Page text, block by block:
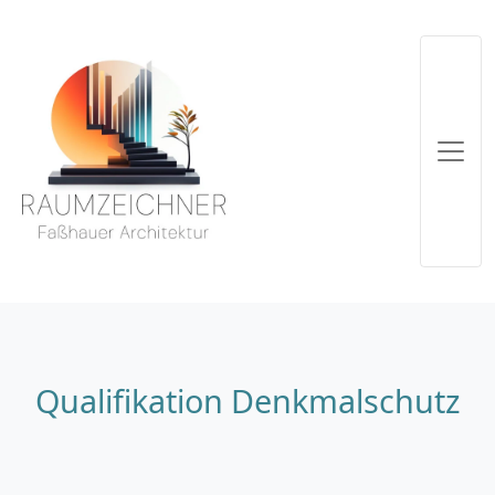
Qualifikation Denkmalschutz